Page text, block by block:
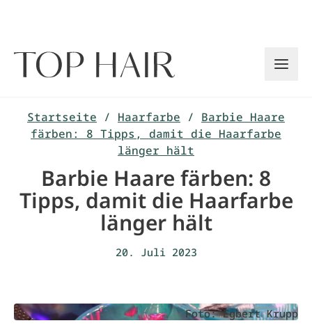
Startseite / Haarfarbe / Barbie Haare
färben: 8 Tipps, damit die Haarfarbe
länger hält
Barbie Haare färben: 8
Tipps, damit die Haarfarbe
länger hält
20. Juli 2023
Foto: Egbert Krupp